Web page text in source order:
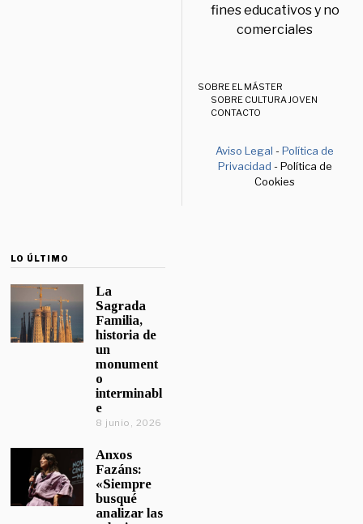
fines educativos y no
comerciales
SOBRE EL MÁSTER
SOBRE CULTURA JOVEN
CONTACTO
Aviso Legal -Política de
Privacidad - Política de
Cookies
LO ÚLTIMO
La
Sagrada
Familia,
historia de
un
monument
o
interminabl
e
8 junio, 2026
Anxos
Fazáns:
«Siempre
busqué
analizar las